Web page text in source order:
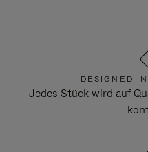
DESIGNED
Jedes Stück wird auf